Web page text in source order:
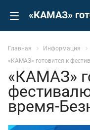
Главная Информация
«КАМАЗ» готовится к
«КАМАЗ»
время-